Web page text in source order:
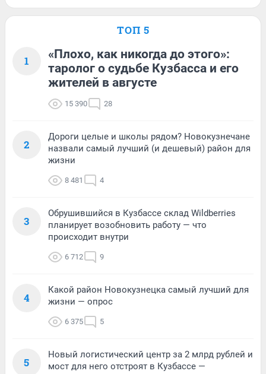
ТОП 5
1
«Плохо, как никогда до этого»:
таролог о судьбе Кузбасса и его
жителей в августе
15 390 28
2
Дороги целые и школы рядом? Новокузнечане
назвали самый лучший (и дешевый) район для
жизни
8 481 4
3
Обрушившийся в Кузбассе склад Wildberries
планирует возобновить работу — что
происходит внутри
6 712 9
4
Какой район Новокузнецка самый лучший для
жизни — опрос
6 375 5
5
Новый логистический центр за 2 млрд рублей и
мост для него отстроят в Кузбассе —